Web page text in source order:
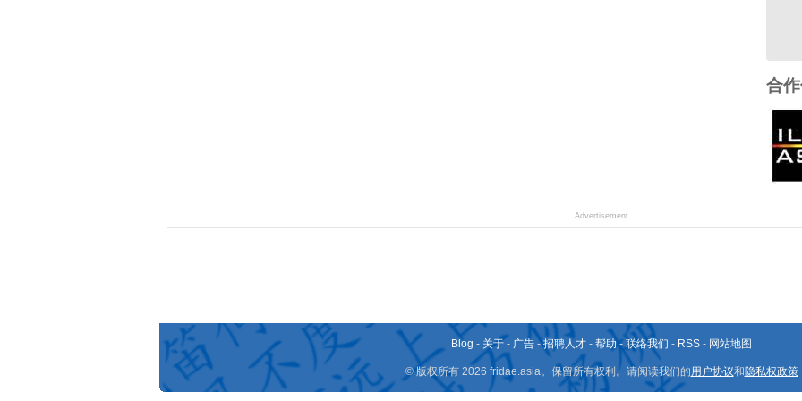
合
Advertisement
Blog - 关于 - 广告 -招聘人才 - 帮助- 联络我们 - RSS - 网站地图
© 版权所有 2026 fridae.asia。保留所有权利。请阅读我们的用户协议和隐私权政策